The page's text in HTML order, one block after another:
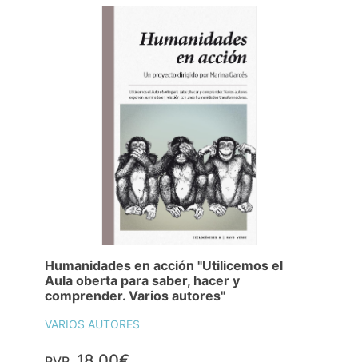
Humanidades en acción "Utilicemos el
Aula oberta para saber, hacer y
comprender. Varios autores"
VARIOS AUTORES